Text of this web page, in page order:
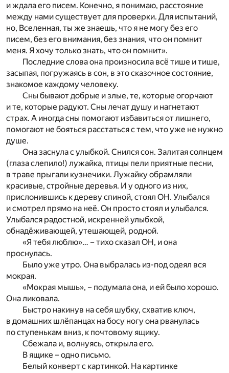
и ждала его писем. Конечно, я понимаю, расстояние
между нами существует для проверки. Для испытаний,
но, Вселенная, ты же знаешь, что я не могу без его
писем, без его внимания, без знания, что он помнит
меня. Я хочу только знать, что он помнит».
Последние слова она произносила всё тише и тише,
засыпая, погружаясь в сон, в это сказочное состояние,
знакомое каждому человеку.
Сны бывают добрые и злые, те, которые огорчают
и те, которые радуют. Сны лечат душу и нагнетают
страх. А иногда сны помогают избавиться от лишнего,
помогают не бояться расстаться с тем, что уже не нужно
душе.
Она заснула с улыбкой. Снился сон. Залитая солнцем
(глаза слепило!) лужайка, птицы пели приятные песни,
в траве прыгали кузнечики. Лужайку обрамляли
красивые, стройные деревья. И у одного из них,
прислонившись к дереву спиной, стоял ОН. Улыбался
и смотрел прямо на неё. Он просто стоял и улыбался.
Улыбался радостной, искренней улыбкой,
обнадёживающей, утешающей, родной.
«Я тебя люблю»… – тихо сказал ОН, и она
проснулась.
Было уже утро. Она выбралась из-под одеял вся
мокрая.
«Мокрая мышь», – подумала она, и ей было хорошо.
Она ликовала.
Быстро накинув на себя шубку, схватив ключ,
в домашних шлёпанцах на босу ногу она рванулась
по ступенькам вниз, к почтовому ящику.
Сбежала и, волнуясь, открыла его.
В ящике – одно письмо.
Белый конверт с картинкой. На картинке